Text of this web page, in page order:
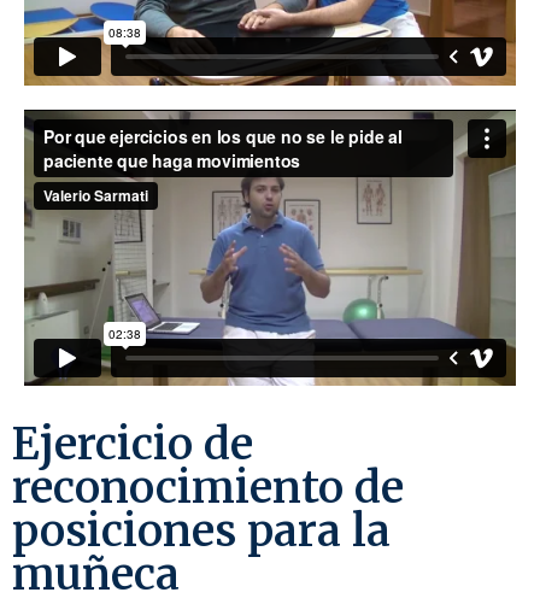
Ejercicio de
reconocimiento de
posiciones para la
muñeca